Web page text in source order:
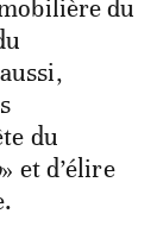
du
du
» et d’élire